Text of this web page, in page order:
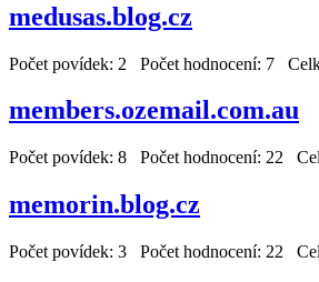
medusas.blog.cz
Počet povídek: 2 Počet hodnocení: 7
members.ozemail.com.au
Počet povídek: 8 Počet hodnocení: 22
memorin.blog.cz
Počet povídek: 3 Počet hodnocení: 22